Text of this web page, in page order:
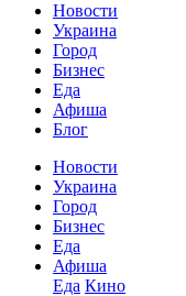
Новости
Украина
Город
Бизнес
Еда
Афиша
Блог
Новости
Украина
Город
Бизнес
Еда
Афиша
Еда Кино